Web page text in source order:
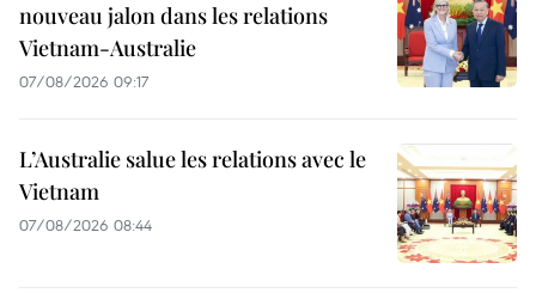
nouveau jalon dans les relations
Vietnam-Australie
07/08/2026 09:17
L’Australie salue les relations avec le
Vietnam
07/08/2026 08:44